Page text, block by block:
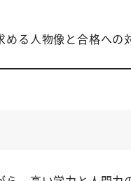
る人物像と合格への